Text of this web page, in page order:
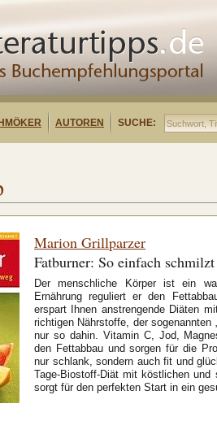
AUTOREN SUCHE:
Marion Grillparzer
Fatburner: So einfach
Der menschliche Körper ist ein
Ernährung reguliert er den
erspart Ihnen anstrengende Diäten
richtigen Nährstoffe, der sogenannten
nur so dahin. Vitamin C, Jod,
den Fettabbau und sorgen für die
nur schlank, sondern auch fit und
Tage-Biostoff-Diät mit köstlichen
sorgt für den perfekten Start in ein